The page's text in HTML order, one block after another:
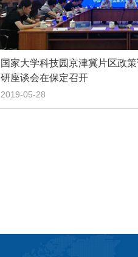
国家大学科技园京津冀片区政策
研座谈会在保定召开
2019-05-28